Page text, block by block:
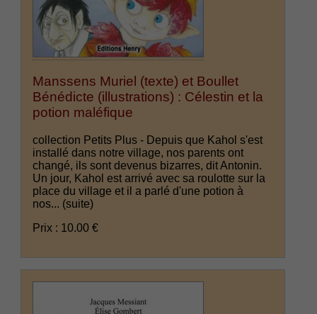
Manssens Muriel (texte) et Boullet
Bénédicte (illustrations) : Célestin et la
potion maléfique
collection Petits Plus - Depuis que Kahol s'est
installé dans notre village, nos parents ont
changé, ils sont devenus bizarres, dit Antonin.
Un jour, Kahol est arrivé avec sa roulotte sur la
place du village et il a parlé d'une potion à
nos... (suite)
Prix : 10.00 €